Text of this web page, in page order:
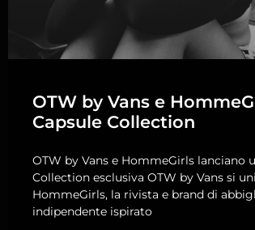
OTW by Vans e
Capsule Collection
OTW by Vans e HommeGirls lanciano
Collection esclusiva OTW by Vans si
HommeGirls, la rivista e brand di
indipendente ispirato